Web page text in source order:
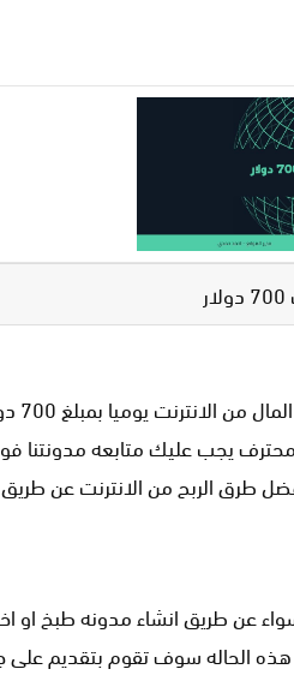
محترف يجب عليك متابعه
طرق الربح من الانترنت عن
طريق انشاء مدونه طبخ او
هذه الحاله سوف تقوم بتقديم